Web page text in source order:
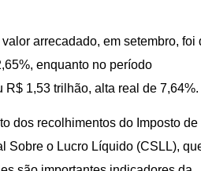
arrecadado, em setembro, foi
enquanto no período
1,53 trilhão, alta real de 7,64%.
dos recolhimentos do Imposto de
Sobre o Lucro Líquido (CSLL),